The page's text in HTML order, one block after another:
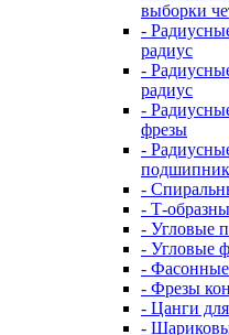
выборки
-
радиус
-
радиус
-
фрезы
-
-
- Т-
- Угловые
- Угловые
-
- Фрезы
- Цанги
-